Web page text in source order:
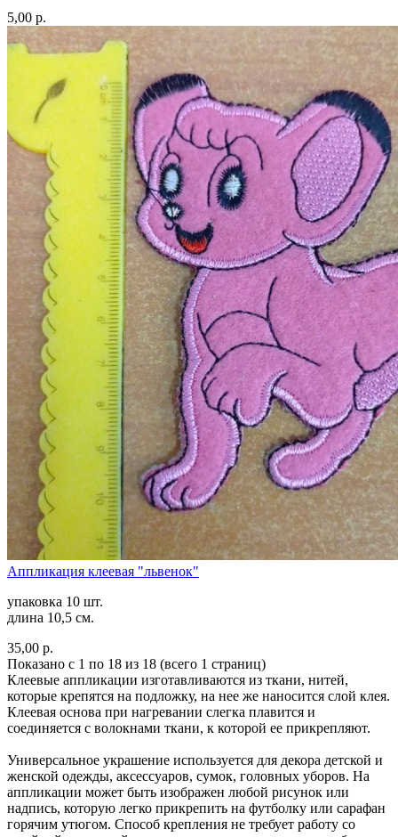
5,00 р.
Аппликация клеевая "львенок"
упаковка 10 шт.
длина 10,5 см.
35,00 р.
Показано с 1 по 18 из 18 (всего 1 страниц)
Клеевые аппликации изготавливаются из ткани, нитей,
которые крепятся на подложку, на нее же наносится слой клея.
Клеевая основа при нагревании слегка плавится и
соединяется с волокнами ткани, к которой ее прикрепляют.
Универсальное украшение используется для декора детской и
женской одежды, аксессуаров, сумок, головных уборов. На
аппликации может быть изображен любой рисунок или
надпись, которую легко прикрепить на футболку или сарафан
горячим утюгом. Способ крепления не требует работу со